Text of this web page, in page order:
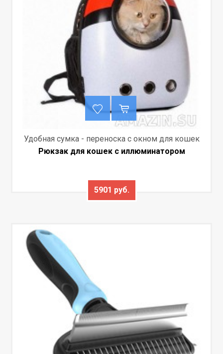
Удобная сумка - переноска с окном для кошек
Рюкзак для кошек с иллюминатором
5901 руб.